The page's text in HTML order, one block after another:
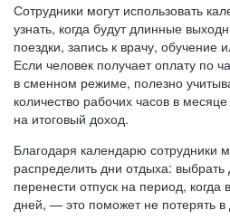
Сотрудники могут использовать
узнать, когда будут длинные
поездки, запись к врачу, обучение
Если человек получает оплату по
в сменном режиме, полезно
количество рабочих часов в
на итоговый доход.
Благодаря календарю сотрудники
распределить дни отдыха:
перенести отпуск на период,
дней, — это поможет не потерять в